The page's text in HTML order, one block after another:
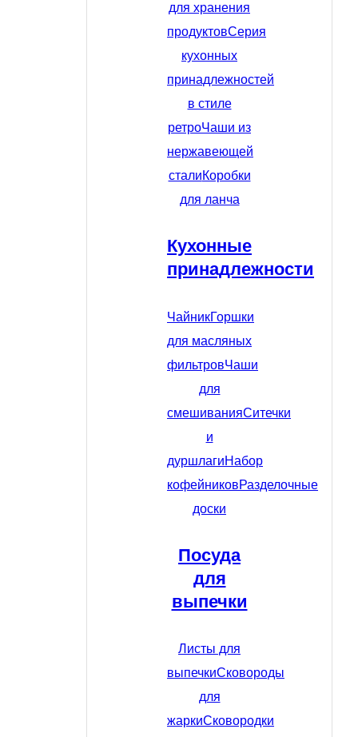
для хранения
продуктовСерия
кухонных
принадлежностей
в стиле
ретроЧаши из
нержавеющей
сталиКоробки
для ланча
Кухонные
принадлежности
ЧайникГоршки
для масляных
фильтровЧаши
для
смешиванияСитечки
и
дуршлагиНабор
кофейниковРазделочные
доски
Посуда
для
выпечки
Листы для
выпечкиСковороды
для
жаркиСковородки